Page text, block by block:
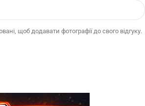
щоб додавати фотографії до свого відгуку.